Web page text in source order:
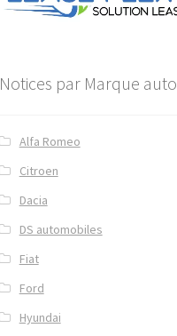
Notices par Marque auto
Alfa Romeo
Citroen
Dacia
DS automobiles
Fiat
Ford
Hyundai